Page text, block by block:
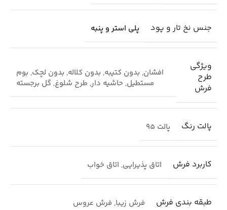
جنس نخ تار و پود پلی استر و پنبه
ویژگی
طرح
فرش
افشان, بدون کتیبه, بدون کلاله, بدون لچک, بوم
مستطیل, حاشیه دار, طرح شلوغ, گل برجسته
پالت رنگ پالت 95
کاربرد فرش اتاق پذیرایی, اتاق خواب
طبقه بندی فرش فرش زیبا, فرش عروس